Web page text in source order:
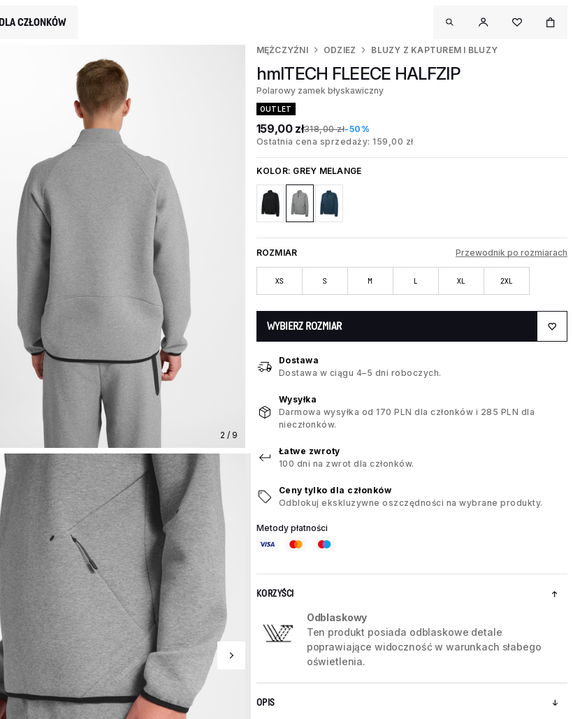
CZŁONKÓW
2 / 9
MĘŻCZYŹNI ODZIEZ BLUZY Z KAPTUREM I BLUZY
hmlTECH FLEECE HALFZIP
Polarowy zamek błyskawiczny
OUTLET
159,00 zł318,00 zł-50%
Ostatnia cena sprzedaży: 159,00 zł
KOLOR: GREY MELANGE
ROZMIAR Przewodnik po rozmiarach
XS S M L XL 2XL
WYBIERZ ROZMIAR
Dostawa
Dostawa w ciągu 4–5 dni roboczych.
Wysyłka
Darmowa wysyłka od 170 PLN dla członków i 285 PLN dla
nieczłonków.
Łatwe zwroty
100 dni na zwrot dla członków.
Ceny tylko dla członków
Odblokuj ekskluzywne oszczędności na wybrane produkty.
Metody płatności
KORZYŚCI
Odblaskowy
Ten produkt posiada odblaskowe detale
poprawiające widoczność w warunkach słabego
oświetlenia.
OPIS